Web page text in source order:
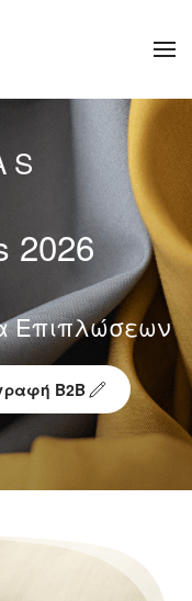
S
2026
Επιπλώσεων
Β2Β